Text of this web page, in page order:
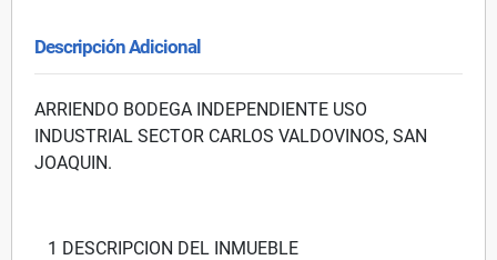
Descripción Adicional
ARRIENDO BODEGA INDEPENDIENTE USO
INDUSTRIAL SECTOR CARLOS VALDOVINOS, SAN
JOAQUIN.
1 DESCRIPCION DEL INMUEBLE